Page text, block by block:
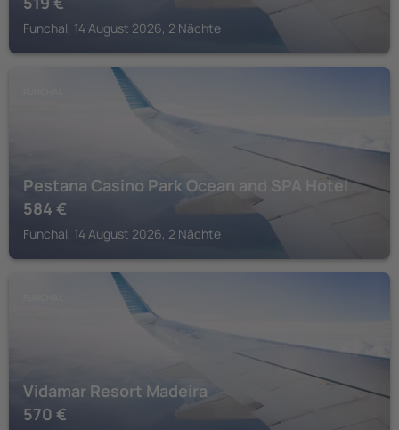
Funchal, 14 August 2026, 2 Nächte
Pestana Casino Park Ocean and SPA Hotel
584 €
Funchal, 14 August 2026, 2 Nächte
Vidamar Resort Madeira
570 €